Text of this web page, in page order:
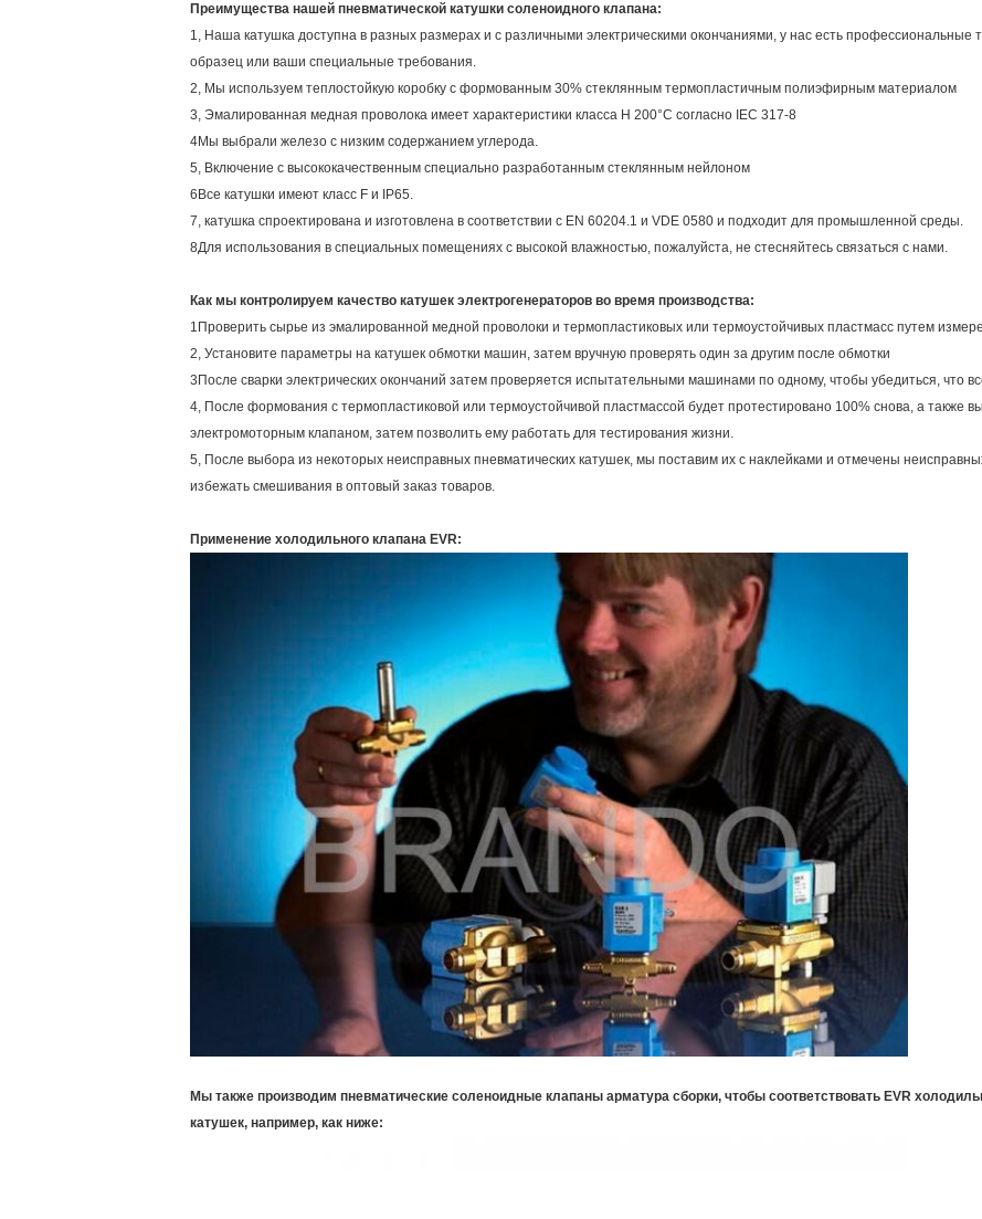
Преимущества нашей пневматической катушки соленоидного клапана:
1, Наша катушка доступна в разных размерах и с различными электрическими окончаниями, у нас есть профессиональные
образец или ваши специальные требования.
2, Мы используем теплостойкую коробку с формованным 30% стеклянным термопластичным полиэфирным материалом
3, Эмалированная медная проволока имеет характеристики класса H 200°C согласно IEC 317-8
4Мы выбрали железо с низким содержанием углерода.
5, Включение с высококачественным специально разработанным стеклянным нейлоном
6Все катушки имеют класс F и IP65.
7, катушка спроектирована и изготовлена в соответствии с EN 60204.1 и VDE 0580 и подходит для промышленной среды.
8Для использования в специальных помещениях с высокой влажностью, пожалуйста, не стесняйтесь связаться с нами.
Как мы контролируем качество катушек электрогенераторов во время производства:
1Проверить сырье из эмалированной медной проволоки и термопластиковых или термоустойчивых пластмасс путем
2, Установите параметры на катушек обмотки машин, затем вручную проверять один за другим после обмотки
3После сварки электрических окончаний затем проверяется испытательными машинами по одному, чтобы убедиться, что
4, После формования с термопластиковой или термоустойчивой пластмассой будет протестировано 100% снова, а также
электромоторным клапаном, затем позволить ему работать для тестирования жизни.
5, После выбора из некоторых неисправных пневматических катушек, мы поставим их с наклейками и отмечены
избежать смешивания в оптовый заказ товаров.
Применение холодильного клапана EVR:
Мы также производим пневматические соленоидные клапаны арматура сборки, чтобы соответствовать EVR
катушек, например, как ниже: